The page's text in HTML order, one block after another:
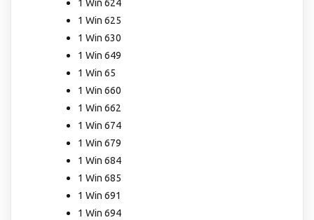
1 Win 624
1 Win 625
1 Win 630
1 Win 649
1 Win 65
1 Win 660
1 Win 662
1 Win 674
1 Win 679
1 Win 684
1 Win 685
1 Win 691
1 Win 694